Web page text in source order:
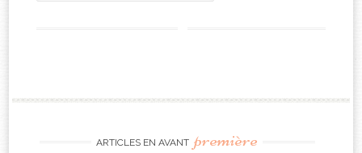
ARTICLES EN AVANT première